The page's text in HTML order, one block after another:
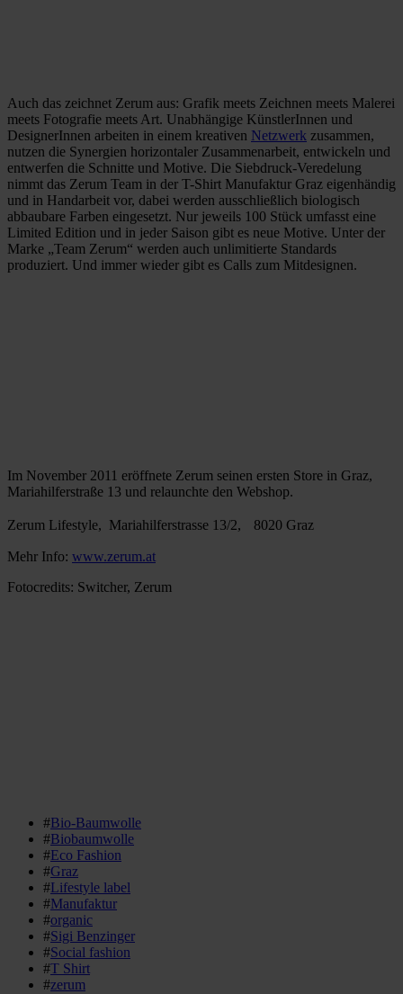
Auch das zeichnet Zerum aus: Grafik meets Zeichnen meets Malerei
meets Fotografie meets Art. Unabhängige KünstlerInnen und
DesignerInnen arbeiten in einem kreativen Netzwerk zusammen,
nutzen die Synergien horizontaler Zusammenarbeit, entwickeln und
entwerfen die Schnitte und Motive. Die Siebdruck-Veredelung
nimmt das Zerum Team in der T-Shirt Manufaktur Graz eigenhändig
und in Handarbeit vor, dabei werden ausschließlich biologisch
abbaubare Farben eingesetzt. Nur jeweils 100 Stück umfasst eine
Limited Edition und in jeder Saison gibt es neue Motive. Unter der
Marke „Team Zerum“ werden auch unlimitierte Standards
produziert. Und immer wieder gibt es Calls zum Mitdesignen.
Im November 2011 eröffnete Zerum seinen ersten Store in Graz,
Mariahilferstraße 13 und relaunchte den Webshop.
Zerum Lifestyle, Mariahilferstrasse 13/2, 8020 Graz
Mehr Info: www.zerum.at
Fotocredits: Switcher, Zerum
#Bio-Baumwolle
#Biobaumwolle
#Eco Fashion
#Graz
#Lifestyle label
#Manufaktur
#organic
#Sigi Benzinger
#Social fashion
#T Shirt
#zerum